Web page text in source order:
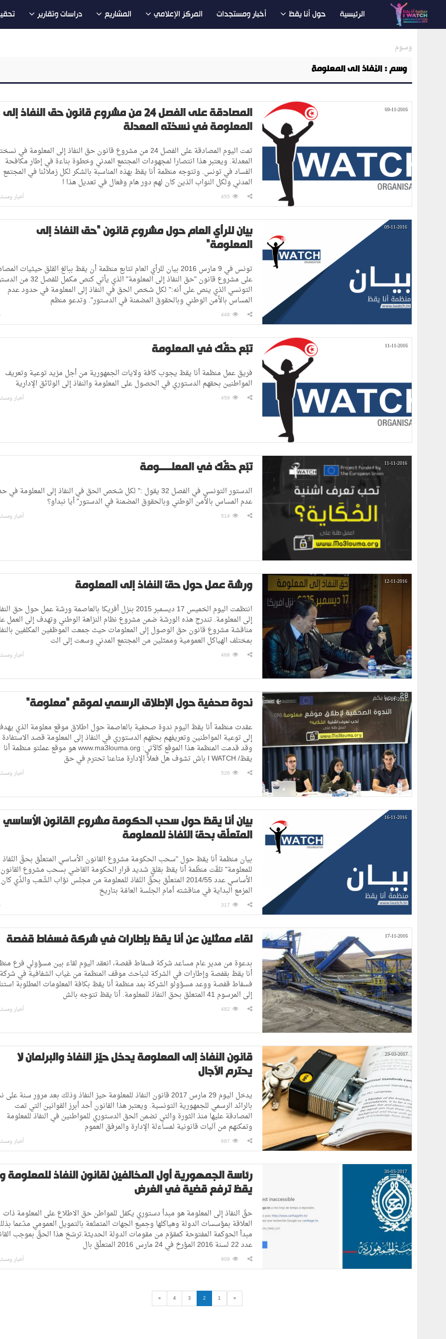
الرئيسية حول أنا يقظ أخبار ومستجدات المركز الإعلامي المشاريع دراسات وتقارير
وسوم
وسم : النفاذ الى المعلومة
09-11-2016 المصادقة على الفصل 24 من مشروع قانون حق النفاذ إلى
المعلومة في نسخته المعدلة
تمت اليوم المصادقة على الفصل 24 من مشروع قانون حق النفاذ إلى المعلومة في
المعدلة. ويعتبر هذا انتصارا لمجهودات المجتمع المدني وخطوة بناءة في إطار مكافحة
الفساد في تونس. وتتوجه منظمة أنا يقظ بهذه المناسبة بالشكر لكل زملائنا في المجتمع
المدني ولكل النواب الذين كان لهم دور هام وفعال في تعديل هذا ا
أخبار 455
09-11-2016 بيان للرأي العام حول مشروع قانون "حق النفاذ إلى
المعلومة"
تونس في 9 مارس 2016 بيان للرأي العام تتابع منظمة أن يقظ ببالغ القلق حيثيات
على مشروع قانون "حق النفاذ إلى المعلومة" الذي يأتي كنص مكمل
التونسي الذي ينص على أنه:" لكل شخص الحق في النفاذ إلى المعلومة في حدود عدم
المساس بالأمن الوطني وبالحقوق المضمنة في الدستور". وتدعو منظم
448
11-11-2016 تبّع حقّك في المعلومة
فريق عمل منظمة أنا يقظ يجوب كافة ولايات الجمهورية من أجل مزيد توعية وتعريف
المواطنين بحقهم الدستوري في الحصول على المعلومة والنفاذ إلى الوثائق الإدارية
أخبار 459
11-11-2016 تبّع حقّك في المعلــــومة
الدستور التونسي في الفصل 32 يقول :" لكل شخص الحق في النفاذ إلى المعلومة
عدم المساس بالأمن الوطني وبالحقوق المضمنة في الدستور" أيا نبداو؟
أخبار 514
12-11-2016 ورشة عمل حول حقّ النفاذ إلى المعلومة
انتظمت اليوم الخميس 17 ديسمبر 2015 بنزل أفريكا بالعاصمة ورشة عمل حول حق
إلى المعلومة. تندرج هذه الورشة ضمن مشروع نظام النزاهة الوطني وتهدف إلى العمل
مناقشة مشروع قانون حق الوصول إلى المعلومات حيث جمعت الموظفين المكلفين
بمختلف الهياكل العمومية وممثلين من المجتمع المدني وسعت إلى الت
أخبار 468
16-11-2016 ندوة صحفية حول الإطلاق الرسمي لموقع "معلومة"
عقدت منظمة أنا يقظ اليوم ندوة صحفية بالعاصمة حول اطلاق موقع معلومة الذي
إلى توعية المواطنين وتعريفهم بحقهم الدستوري في النفاذ إلى المعلومة قصد
وقد قدمت المنظمة هذا الموقع كالآتي: www.ma3louma.org هو موقع عملتو منظمة أنا
يقظ/ I WATCH باش تشوف هل فعلاً الإدارة متاعنا تحترم في حق
أخبار 526
16-11-2016 بيان أنا يقظ حول سحب الحكومة مشروع القانون الأساسي
المتعلّق بحقّ النّفاذ للمعلومة
بيان منظمة أنا يقظ حول "سحب الحكومة مشروع القانون الأساسي المتعلّق بحقّ النّفاذ
للمعلومة" تلقّت منظّمة أنا يقظ بقلقٍ شديد قرار الحكومة القاضي بسحب مشروع القانون
الأساسي عدد 2014/55 المتعلّق بحقّ النّفاذ للمعلومة من مجلس نوّاب الشّعب والذّي
المزمع البداية في مناقشته أمام الجلسة العامّة بتاريخ
317
17-11-2016 لقاء ممثلين عن أنا يقظ بإطارات في شركة فسفاط قفصة
بدعوة من مدير عام مساعد شركة فسفاط قفصة، انعقد اليوم لقاء بين مسؤولي فرع
أنا يقظ بقفصة وإطارات في الشركة لتباحث موقف المنظمة من غياب الشفافية في شركة
فسفاط قفصة ووعد مسؤولو الشركة بمد منظمة أنا يقظ بكافة المعلومات المطلوبة
إلى المرسوم 41 المتعلق بحق النفاذ للمعلومة. أنا يقظ تتوجه بالش
أخبار 482
29-03-2017 قانون النفاذ إلى المعلومة يدخل حيّز النفاذ والبرلمان لا
يحترم الآجال
يدخل اليوم 29 مارس 2017 قانون النفاذ للمعلومة حيز النفاذ وذلك بعد مرور سنة
بالرائد الرسمي للجمهورية التونسية. ويعتبر هذا القانون أحد أبرز القوانين التي تمت
المصادقة عليها منذ الثورة والتي تضمن الحق الدستوري للمواطنين في النفاذ للمعلومة
وتمكنهم من آليات قانونية لمساءلة الإدارة والمرفق العموم
أخبار 687
30-03-2017 رئاسة الجمهورية أول المخالفين لقانون النفاذ للمعلومة
يقظ ترفع قضية في الغرض
حقّ النفاذ إلى المعلومة هو مبدأ دستوري يكفل للمواطن حق الاطلاع على المعلومة ذات
العلاقة بمؤسسات الدولة وهياكلها وجميع الجهات المتمتّعة بالتمويل العمومي مدّعما
مبدأ الحوكمة المفتوحة كمقوّم من مقومات الدولة الحديثة.ترسّخ هذا الحقّ بموجب
عدد 22 لسنة 2016 المؤرخ في 24 مارس 2016 المتعلّق بال
أخبار 909
«
1
2
3
4
»